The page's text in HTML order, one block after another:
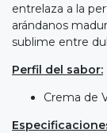
entrelaza a la
arándanos
sublime entre
Perfil del sabor:
Crema de